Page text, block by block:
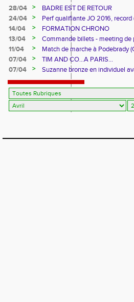
28/04 >
BADRE EST DE RETOUR
24/04
>
Perf qualifiante JO 2016,
14/04
>
FORMATION CHRONO
13/04
>
Commande billets - meeting de
11/04
>
Match de marche à Podebrady
!
07/04 >
TIM AND CO...A PARIS...
07/04
> Suzanne bronze en individuel